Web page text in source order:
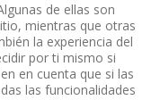
de ellas son
mientras que otras
la experiencia del
por ti mismo si
en cuenta que si las
las funcionalidades